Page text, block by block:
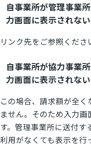
自事業所が管理事業
力画面に表示されない
リンク先をご参照くだ
自事業所が協力事業
力画面に表示されない
この場合、請求額が全
ません。そのため入力
す。管理事業所に送付
利用がなくても表示を行